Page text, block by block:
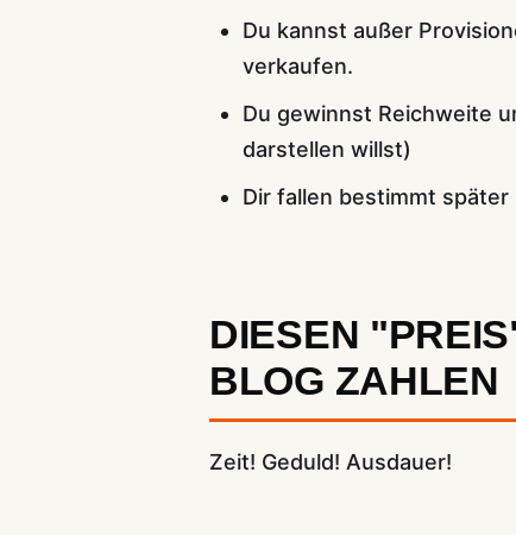
Du kannst außer
verkaufen.
Du gewinnst Reichweite
darstellen willst)
Dir fallen bestimmt
DIESEN
BLOG ZAHLEN
Zeit! Geduld! Ausdauer!